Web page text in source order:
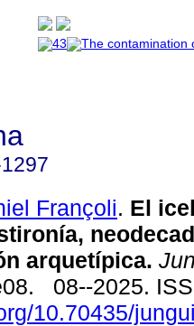
Françoli. El
arquetípica.
08--2025.
10.70435/